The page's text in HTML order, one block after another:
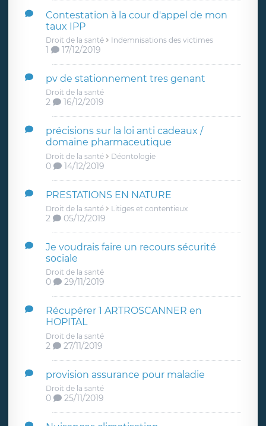
Contestation à la cour d'appel de mon
taux IPP
Droit de la santé Indemnisations des victimes
1 17/12/2019
pv de stationnement tres genant
Droit de la santé
2 16/12/2019
précisions sur la loi anti cadeaux /
domaine pharmaceutique
Droit de la santé Déontologie
0 14/12/2019
PRESTATIONS EN NATURE
Droit de la santé Litiges et contentieux
2 05/12/2019
Je voudrais faire un recours sécurité
sociale
Droit de la santé
0 29/11/2019
Récupérer 1 ARTROSCANNER en
HOPITAL
Droit de la santé
2 27/11/2019
provision assurance pour maladie
Droit de la santé
0 25/11/2019